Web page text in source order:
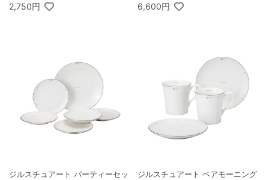
2,750円 6,600円
ジルスチュアート パーティーセッ
ジルスチュアート ペアモーニング